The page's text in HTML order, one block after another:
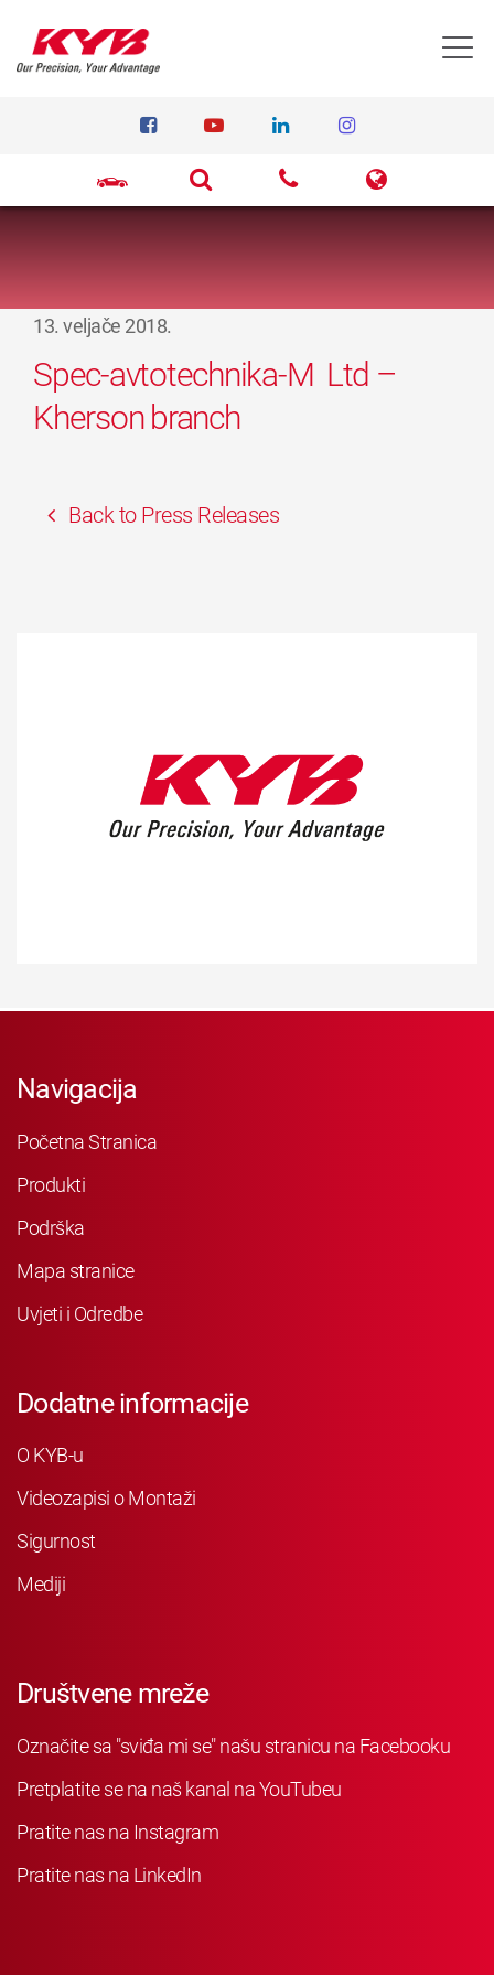
13. veljače 2018.
Spec-avtotechnika-M Ltd –
Kherson branch
Back to Press Releases
Navigacija
Početna Stranica
Produkti
Podrška
Mapa stranice
Uvjeti i Odredbe
Dodatne informacije
O KYB-u
Videozapisi o Montaži
Sigurnost
Mediji
Društvene mreže
Označite sa "sviđa mi se" našu stranicu na Facebooku
Pretplatite se na naš kanal na YouTubeu
Pratite nas na Instagram
Pratite nas na LinkedIn